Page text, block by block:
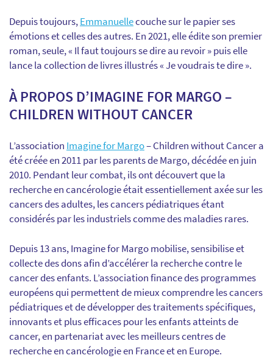
Depuis toujours,Emmanuellecouche sur le papier ses
émotions et celles des autres. En 2021, elle édite son premier
roman, seule, « Il faut toujours se dire au revoir » puis elle
lance la collection de livres illustrés « Je voudrais te dire ».
À PROPOS D’IMAGINE FOR MARGO –
CHILDREN WITHOUT CANCER
L’association Imagine for Margo– Children without Cancera
été créée en 2011 par les parents de Margo, décédée en juin
2010. Pendant leur combat, ils ont découvertque la
recherche en cancérologie était essentiellement axée sur les
cancers des adultes, les cancers pédiatriques étant
considérés par les industriels comme des maladies rares.
Depuis 13 ans,Imagine for Margomobilise,sensibilise et
collecte des dons afin d’accélérer la recherche contre le
cancer des enfants. L’association finance des programmes
européens qui permettentde mieux comprendre les cancers
pédiatriques et de développer des traitements spécifiques,
innovants et plus efficaces pour les enfants atteints de
cancer, en partenariat avec les meilleurs centres de
recherche en cancérologie en France et en Europe.